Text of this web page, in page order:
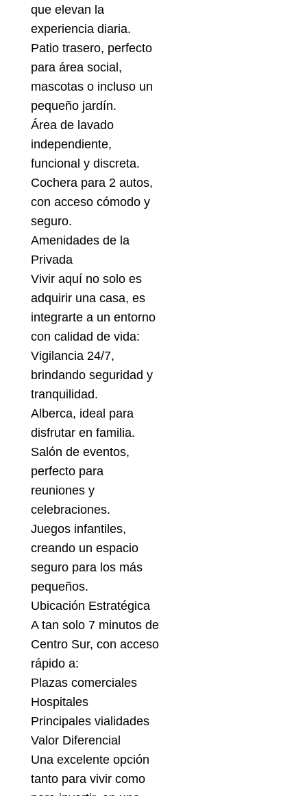
que elevan la
experiencia diaria.
Patio trasero, perfecto
para área social,
mascotas o incluso un
pequeño jardín.
Área de lavado
independiente,
funcional y discreta.
Cochera para 2 autos,
con acceso cómodo y
seguro.
Amenidades de la
Privada
Vivir aquí no solo es
adquirir una casa, es
integrarte a un entorno
con calidad de vida:
Vigilancia 24/7,
brindando seguridad y
tranquilidad.
Alberca, ideal para
disfrutar en familia.
Salón de eventos,
perfecto para
reuniones y
celebraciones.
Juegos infantiles,
creando un espacio
seguro para los más
pequeños.
Ubicación Estratégica
A tan solo 7 minutos de
Centro Sur, con acceso
rápido a:
Plazas comerciales
Hospitales
Principales vialidades
Valor Diferencial
Una excelente opción
tanto para vivir como